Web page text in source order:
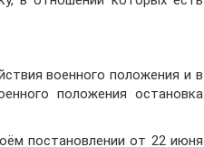
военного положения и в
положения остановка
постановлении от 22 июня